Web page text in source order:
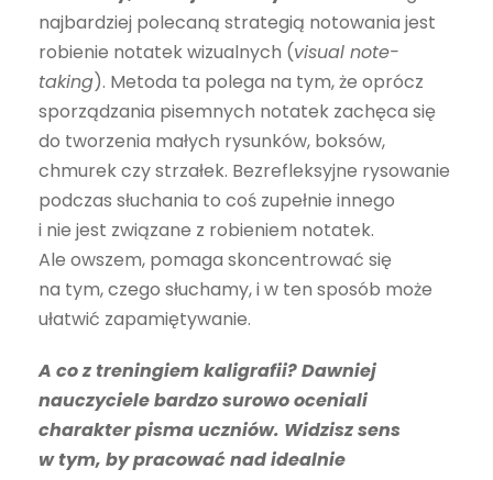
najbardziej polecaną strategią notowania jest
robienie notatek wizualnych (visual note-
taking). Metoda ta polega na tym, że oprócz
sporządzania pisemnych notatek zachęca się
do tworzenia małych rysunków, boksów,
chmurek czy strzałek. Bezrefleksyjne rysowanie
podczas słuchania to coś zupełnie innego
i nie jest związane z robieniem notatek.
Ale owszem, pomaga skoncentrować się
na tym, czego słuchamy, i w ten sposób może
ułatwić zapamiętywanie.
A co z treningiem kaligrafii? Dawniej
nauczyciele bardzo surowo oceniali
charakter pisma uczniów. Widzisz sens
w tym, by pracować nad idealnie